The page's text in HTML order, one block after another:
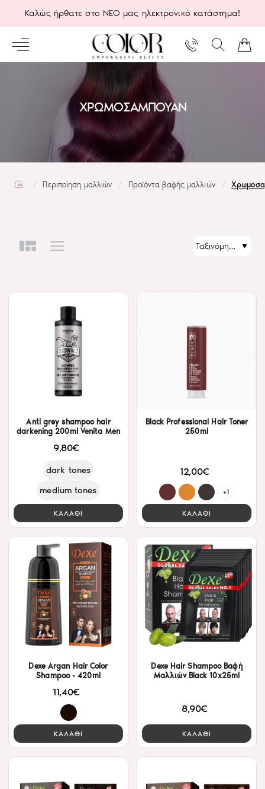
Καλώς ήρθατε στο ΝΕΟ μας ηλεκτρονικό κατάστημα!
homeΠεριποίηση μαλλιών Προϊόντα βαφής μαλλιών
ΧΡΩΜΟΣΑΜΠΟΥΆΝ
Anti grey shampoo hair
darkening 200ml Venita Men
9,80€
dark tones
medium tones
ΚΑΛΑΘΙ
Black Professional Hair Toner
250ml
12,00€
+1
ΚΑΛΑΘΙ
Dexe Argan Hair Color
Shampoo - 420ml
11,40€
ΚΑΛΑΘΙ
Dexe Hair Shampoo Βαφή
Μαλλιών Black 10x25ml
8,90€
ΚΑΛΑΘΙ